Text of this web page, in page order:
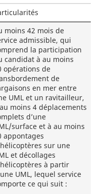
moins 42 mois de
admissible, qui
la participation
candidat à au moins
opérations de
de
en mer entre
UML et un ravitailleur,
moins 4 déplacements
d’une
surface et à au moins
appontages
sur une
et décollages
à partir
UML, lequel service
ce qui suit :